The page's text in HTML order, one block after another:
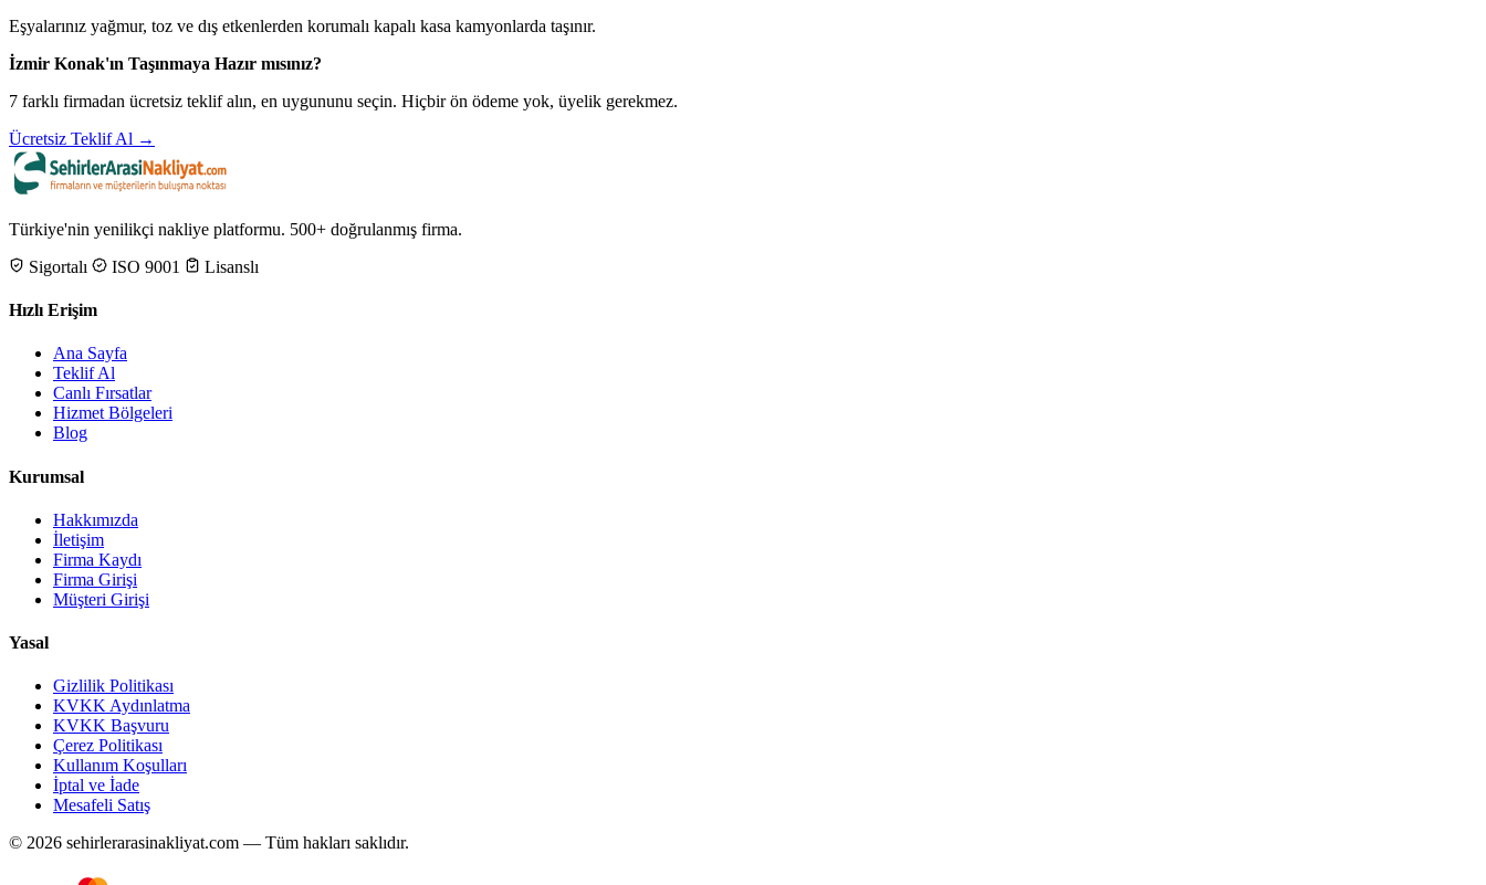
Eşyalarınız yağmur, toz ve dış etkenlerden korumalı kapalı kasa kamyonlarda taşınır.
İzmir Konak'ın Taşınmaya Hazır mısınız?
7 farklı firmadan ücretsiz teklif alın, en uygununu seçin. Hiçbir ön ödeme yok, üyelik gerekmez.
Ücretsiz Teklif Al →
Türkiye'nin yenilikçi nakliye platformu. 500+ doğrulanmış firma.
Sigortalı
ISO 9001 Lisanslı
Hızlı Erişim
Ana Sayfa
Teklif Al
Canlı Fırsatlar
Hizmet Bölgeleri
Blog
Kurumsal
Hakkımızda
İletişim
Firma Kaydı
Firma Girişi
Müşteri Girişi
Yasal
Gizlilik Politikası
KVKK Aydınlatma
KVKK Başvuru
Çerez Politikası
Kullanım Koşulları
İptal ve İade
Mesafeli Satış
© 2026 sehirlerarasinakliyat.com — Tüm hakları saklıdır.